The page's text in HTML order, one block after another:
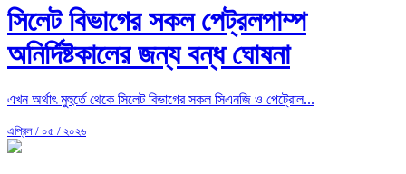
সিলেট বিভাগের সকল পেট্রলপাম্প
অনির্দিষ্টকালের জন্য বন্ধ ঘোষনা
এখন অর্থাৎ মুহুর্তে থেকে সিলেট বিভাগের সকল সিএনজি ও পেট্রোল...
এপ্রিল / ০৫ / ২০২৬